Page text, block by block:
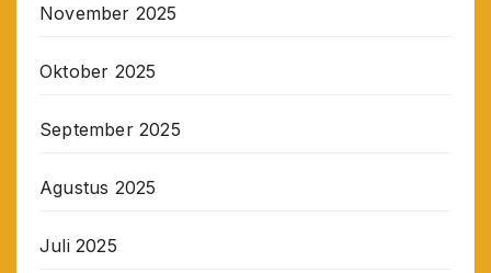
November 2025
Oktober 2025
September 2025
Agustus 2025
Juli 2025